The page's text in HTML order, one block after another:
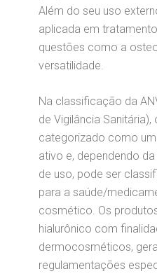
Além do seu uso
aplicada em
questões como a
versatilidade.
Na classificação da
de Vigilância
categorizado como
ativo e, dependendo
de uso, pode ser
para a saúde/
cosmético. Os
hialurônico com
dermocosméticos,
regulamentações